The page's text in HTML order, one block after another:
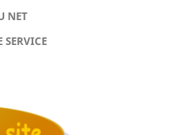
NET
SERVICE